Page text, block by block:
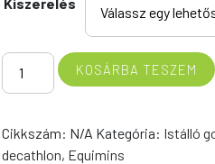
Stable
Fresh
Bed
Powder
KOSÁRBA TESZEM
Cikkszám: N/A Kategória: Istálló
decathlon, Equimins